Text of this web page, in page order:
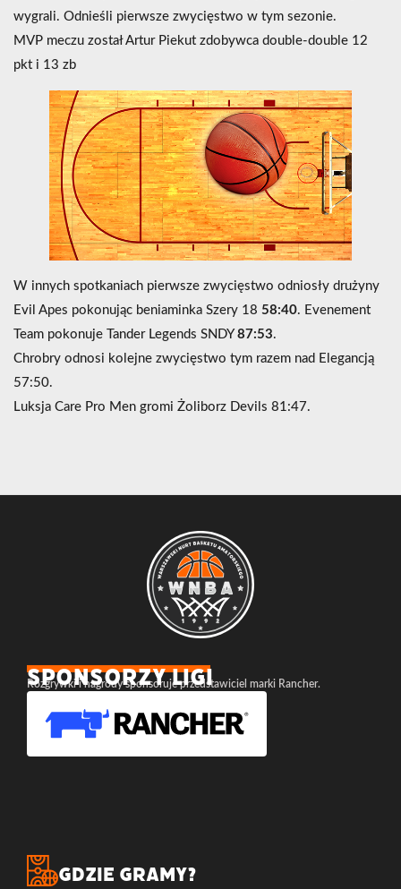
wygrali. Odnieśli pierwsze zwycięstwo w tym sezonie.
MVP meczu został Artur Piekut zdobywca double-double 12
pkt i 13 zb
W innych spotkaniach pierwsze zwycięstwo odniosły drużyny
Evil Apes pokonując beniaminka Szery 18 58:40. Evenement
Team pokonuje Tander Legends SNDY 87:53.
Chrobry odnosi kolejne zwycięstwo tym razem nad Elegancją
57:50.
Luksja Care Pro Men gromi Żoliborz Devils 81:47.
SPONSORZY LIGI
Rozgrywki i nagrody sponsoruje przedstawiciel marki Rancher.
Gdzie gramy?